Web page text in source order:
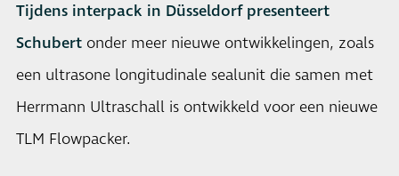
Tijdens interpack in Düsseldorf presenteert
Schubert onder meer nieuwe ontwikkelingen, zoals
een ultrasone longitudinale sealunit die samen met
Herrmann Ultraschall is ontwikkeld voor een nieuwe
TLM Flowpacker.